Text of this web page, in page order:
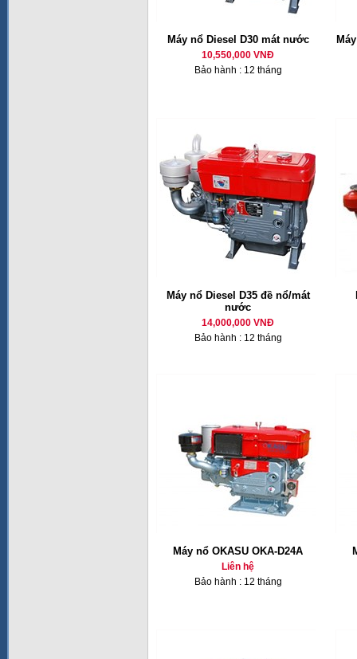
Máy nổ Diesel D30 mát nước
10,550,000 VNĐ
Bảo hành : 12 tháng
Máy nổ Diesel D35 đề nổ/mát
nước
14,000,000 VNĐ
Bảo hành : 12 tháng
Máy nổ OKASU OKA-D24A
Liên hệ
Bảo hành : 12 tháng